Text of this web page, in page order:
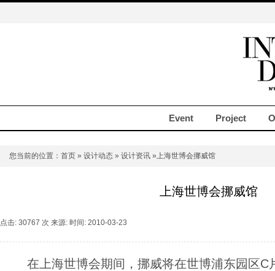
Event Project
您当前的位置： 首页 » 设计动态 » 设计资讯 »上海世博会挪威馆
上海世博会挪威馆
点击: 30767 次 来源: 时间: 2010-03-23
在上海世博会期间，挪威将在世博浦东园区C